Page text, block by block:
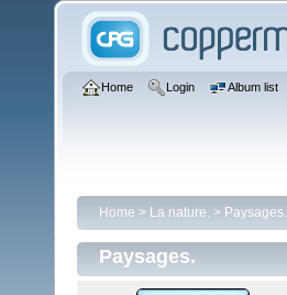
Home Login Album list
Home > La nature. > Paysages.
Paysages.